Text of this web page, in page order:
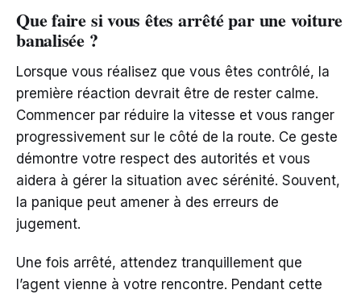
Que faire si vous êtes arrêté par une voiture
banalisée ?
Lorsque vous réalisez que vous êtes contrôlé, la
première réaction devrait être de rester calme.
Commencer par réduire la vitesse et vous ranger
progressivement sur le côté de la route. Ce geste
démontre votre respect des autorités et vous
aidera à gérer la situation avec sérénité. Souvent,
la panique peut amener à des erreurs de
jugement.
Une fois arrêté, attendez tranquillement que
l’agent vienne à votre rencontre. Pendant cette